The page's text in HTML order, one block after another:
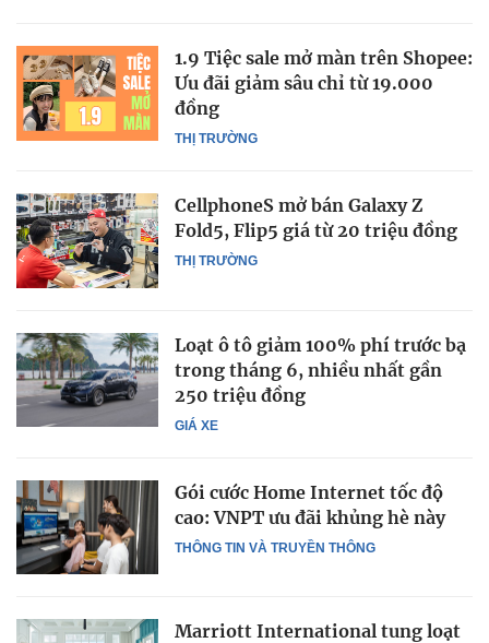
THỊ TRƯỜNG
1.9 Tiệc sale mở màn trên Shopee:
Ưu đãi giảm sâu chỉ từ 19.000
đồng
THỊ TRƯỜNG
CellphoneS mở bán Galaxy Z
Fold5, Flip5 giá từ 20 triệu đồng
GIÁ XE
Loạt ô tô giảm 100% phí trước bạ
trong tháng 6, nhiều nhất gần
250 triệu đồng
THÔNG TIN VÀ TRUYỀN THÔNG
Gói cước Home Internet tốc độ
cao: VNPT ưu đãi khủng hè này
Marriott International tung loạt